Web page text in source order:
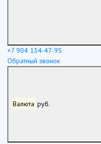
+7 904 134-47-95
Обратный звонок
Валюта руб.